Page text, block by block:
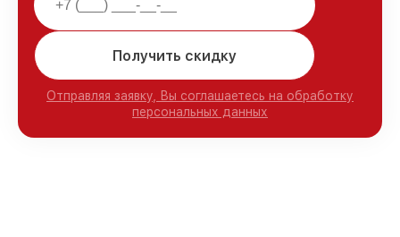
Получить скидку
Отправляя заявку, Вы соглашаетесь на обработку
персональных данных